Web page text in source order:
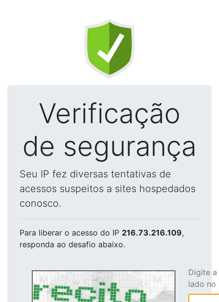
Verificação
de segurança
Seu IP fez diversas tentativas de
acessos suspeitos a sites hospedados
conosco.
Para liberar o acesso do IP 216.73.216.109,
responda ao desafio abaixo.
Digite
lado no